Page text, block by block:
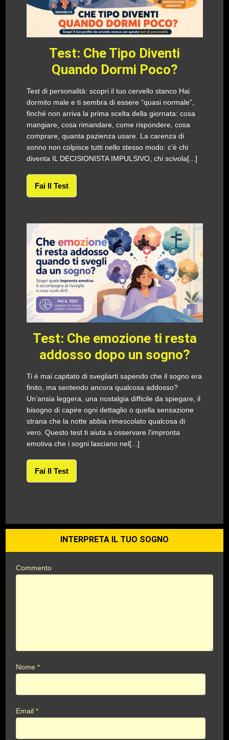
Test: Che Tipo Diventi
Quando Dormi Poco?
Test di personalità: scopri il tuo cervello stanco Hai
dormito male e ti sembra di essere “quasi normale”,
finché non arriva la prima scelta della giornata: cosa
mangiare, cosa rimandare, come rispondere, cosa
comprare, quanta pazienza usare. La carenza di
sonno non colpisce tutti nello stesso modo: c’è chi
diventa IL DECISIONISTA IMPULSIVO, chi scivola[...]
Fai Il Test
Test: Che emozione ti resta
addosso dopo un sogno?
Ti è mai capitato di svegliarti sapendo che il sogno era
finito, ma sentendo ancora qualcosa addosso?
Un’ansia leggera, una nostalgia difficile da spiegare, il
bisogno di capire ogni dettaglio o quella sensazione
strana che la notte abbia rimescolato qualcosa di
vero. Questo test ti aiuta a osservare l’impronta
emotiva che i sogni lasciano nel[...]
Fai Il Test
INTERPRETA IL TUO SOGNO
Commento
Nome*
Email*